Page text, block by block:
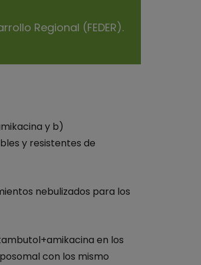
Regional (FEDER).
y b)
y resistentes de
nebulizados para los
en los
con los mismo